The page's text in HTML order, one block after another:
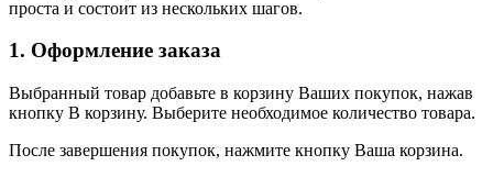
проста и состоит из нескольких шагов.
1. Оформление заказа
Выбранный товар добавьте в корзину Ваших покупок, нажав
кнопку В корзину. Выберите необходимое количество товара.
После завершения покупок, нажмите кнопку Ваша корзина.